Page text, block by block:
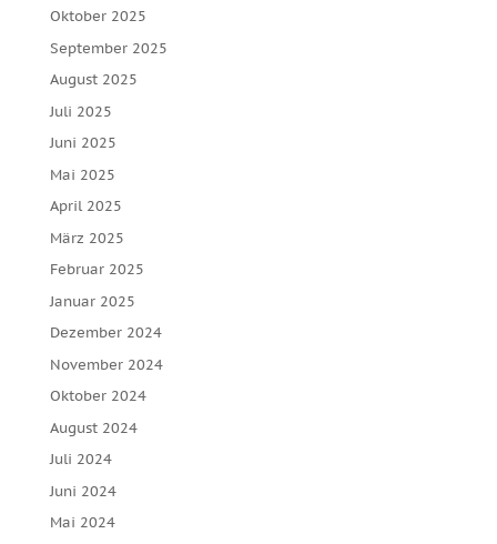
Oktober 2025
September 2025
August 2025
Juli 2025
Juni 2025
Mai 2025
April 2025
März 2025
Februar 2025
Januar 2025
Dezember 2024
November 2024
Oktober 2024
August 2024
Juli 2024
Juni 2024
Mai 2024